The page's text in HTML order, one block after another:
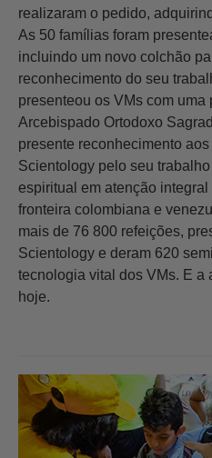
realizaram o pedido,
As 50 famílias foram
incluindo um novo colchão
reconhecimento do seu
presenteou os VMs com uma
Arcebispado Ortodoxo
presente reconhecimento
Scientology pelo seu
espiritual em atenção
fronteira colombiana e
mais de 76 800 refeições,
Scientology e deram 620
tecnologia vital dos VMs. E a
hoje.